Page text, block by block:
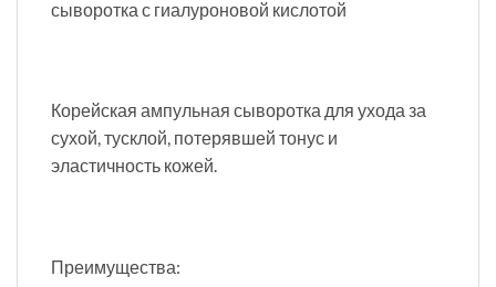
сыворотка с гиалуроновой кислотой
Корейская ампульная сыворотка для ухода за
сухой, тусклой, потерявшей тонус и
эластичность кожей.
Преимущества: